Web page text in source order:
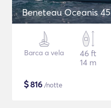
Beneteau Oceanis 45
Barca a vela
46 ft
14 m
$816 /notte